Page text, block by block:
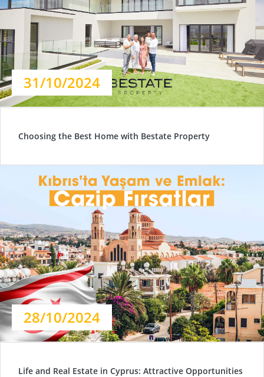
31/10/2024
Choosing the Best Home with Bestate Property
28/10/2024
Life and Real Estate in Cyprus: Attractive Opportunities